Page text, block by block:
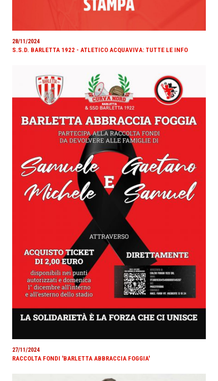
28/11/2024
S.S.D. BARLETTA 1922 - ATLETICO ACQUAVIVA: TUTTE LE INFO
27/11/2024
RACCOLTA FONDI 'BARLETTA ABBRACCIA FOGGIA'